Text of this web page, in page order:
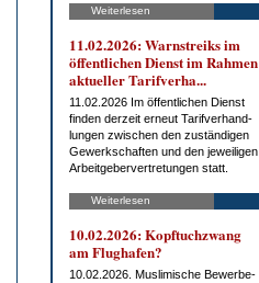
Weiterlesen
11.02.2026: Warn­streiks im
öf­fent­li­chen Dienst im Rah­men
ak­tu­el­ler Ta­rif­ver­ha...
11.02.2026 Im öf­fent­li­chen Dienst
fin­den der­zeit er­neut Ta­rif­ver­hand­
lun­gen zwi­schen den zu­stän­di­gen
Ge­werk­schaf­ten und den je­wei­li­gen
Ar­beit­ge­ber­ver­tre­tun­gen statt.
Weiterlesen
10.02.2026: Kopf­tuch­zwang
am Flug­ha­fen?
10.02.2026. Mus­li­mi­sche Be­wer­be­